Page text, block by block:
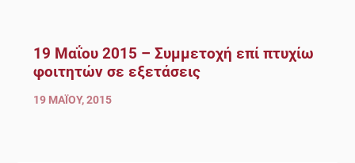
19 Μαΐου 2015 – Συμμετοχή επί πτυχίω
φοιτητών σε εξετάσεις
19 ΜΑΪ́ΟΥ, 2015